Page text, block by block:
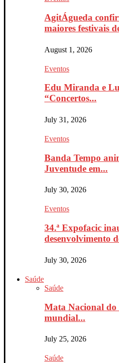
AgitÁgueda
maiores festivais
August 1, 2026
Eventos
Edu Miranda e
“Concertos...
July 31, 2026
Eventos
Banda Tempo
Juventude em...
July 30, 2026
Eventos
34.ª Expofacic
desenvolvimento
July 30, 2026
Saúde
Saúde
Mata Nacional do
mundial...
July 25, 2026
Saúde